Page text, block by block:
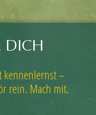
DICH
kennenlernst –
rein. Mach mit.